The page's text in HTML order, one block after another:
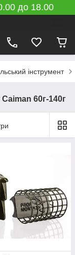
до 18.00
інструмент
60г-140г